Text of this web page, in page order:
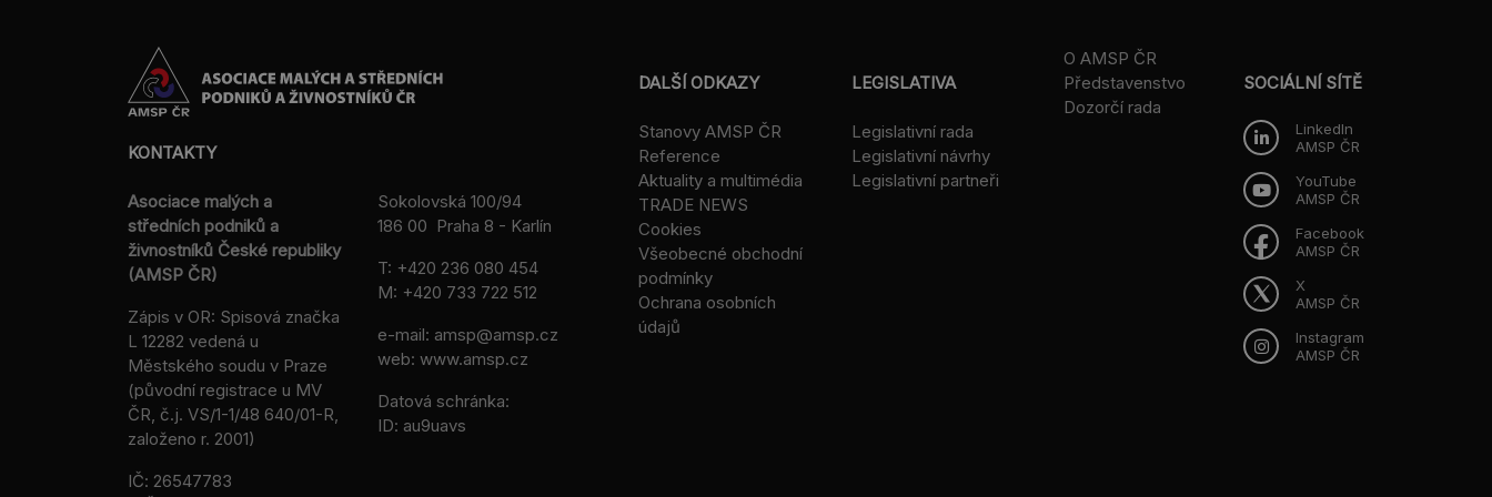
KONTAKTY
Asociace malých a
středních podniků a
živnostníků České republiky
(AMSP ČR)
Zápis v OR: Spisová značka
L 12282 vedená u
Městského soudu v Praze
(původní registrace u MV
ČR, č.j. VS/1-1/48 640/01-R,
založeno r. 2001)
IČ: 26547783
Sokolovská 100/94
186 00 Praha 8 - Karlín
T: +420 236 080 454
M: +420 733 722 512
e-mail: amsp@amsp.cz
web: www.amsp.cz
Datová schránka:
ID: au9uavs
DALŠÍ ODKAZY
Stanovy AMSP ČR
Reference
Aktuality a multimédia
TRADE NEWS
Cookies
Všeobecné obchodní
podmínky
Ochrana osobních
údajů
LEGISLATIVA
Legislativní rada
Legislativní návrhy
Legislativní partneři
O AMSP ČR
Představenstvo
Dozorčí rada
SOCIÁLNÍ SÍTĚ
LinkedIn
AMSP ČR
YouTube
AMSP ČR
Facebook
AMSP ČR
X
AMSP ČR
Instagram
AMSP ČR